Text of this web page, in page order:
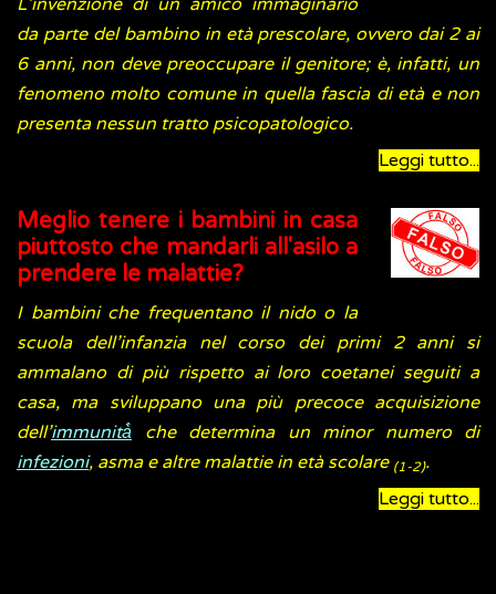
L'invenzione di un amico immaginario
da parte del bambino in età prescolare, ovvero dai 2 ai
6 anni, non deve preoccupare il genitore; è, infatti, un
fenomeno molto comune in quella fascia di età e non
presenta nessun tratto psicopatologico.
Leggi tutto...
Meglio tenere i bambini in casa
piuttosto che mandarli all'asilo a
prendere le malattie?
I bambini che frequentano il nido o la
scuola dell’infanzia nel corso dei primi 2 anni si
ammalano di più rispetto ai loro coetanei seguiti a
casa, ma sviluppano una più precoce acquisizione
dell’immunità̀ che determina un minor numero di
infezioni, asma e altre malattie in età scolare (1-2).
Leggi tutto...